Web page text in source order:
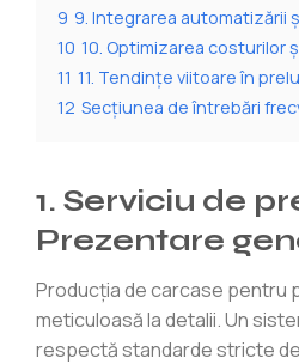
9 9. Integrarea automatizării
10 10. Optimizarea costurilor
11 11. Tendințe viitoare în
12 Secțiunea de întrebări
1. Serviciu de
Prezentare
Producția de carcase pentru
meticuloasă la detalii. Un
respectă standarde stricte de